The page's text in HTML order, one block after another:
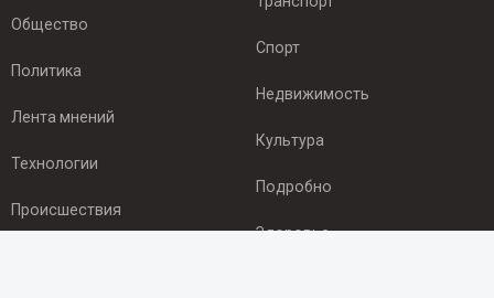
Общество
Политика
Лента мнений
Технологии
Происшествия
Спорт
Недвижимость
Культура
Подробно
Здоровье